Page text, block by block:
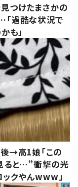
つけたまさかの
過酷な状況で
も」
→高1娘「この
ると…”衝撃の光
ックやんwww」